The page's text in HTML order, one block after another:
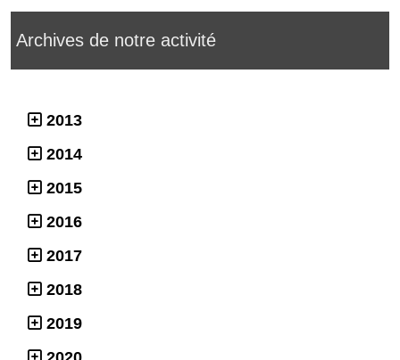
Archives de notre activité
2013
2014
2015
2016
2017
2018
2019